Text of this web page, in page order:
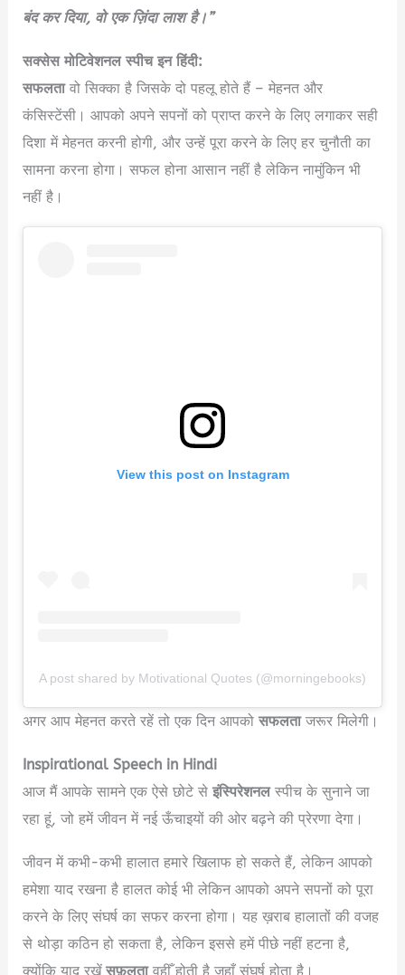
बंद कर दिया, वो एक ज़िंदा लाश है।”
सक्सेस मोटिवेशनल स्पीच इन हिंदी:
सफलतावो सिक्का है जिसके दो पहलू होते हैं – मेहनत और
कंसिस्टेंसी। आपको अपने सपनों को प्राप्त करने के लिए लगाकर सही
दिशा में मेहनत करनी होगी, और उन्हें पूरा करने के लिए हर चुनौती का
सामना करना होगा। सफल होना आसान नहीं है लेकिन नामुंकिन भी
नहीं है।
View this post on Instagram
A post shared by Motivational Quotes (@morningebooks)
अगर आप मेहनत करते रहें तो एक दिन आपकोसफलताजरूर मिलेगी।
Inspirational Speech in Hindi
आज मैं आपके सामने एक ऐसे छोटे सेइंस्पिरेशनलस्पीच के सुनाने जा
रहा हूं, जो हमें जीवन में नई ऊँचाइयों की ओर बढ़ने की प्रेरणा देगा।
जीवन में कभी-कभी हालात हमारे खिलाफ हो सकते हैं, लेकिन आपको
हमेशा याद रखना है हालत कोई भी लेकिन आपको अपने सपनों को पूरा
करने के लिए संघर्ष का सफर करना होगा। यह ख़राब हालातों की वजह
से थोड़ा कठिन हो सकता है, लेकिन इससे हमें पीछे नहीं हटना है,
क्योंकि याद रखेंसफ़लतावहीँ होती है जहाँ संघर्ष होता है।